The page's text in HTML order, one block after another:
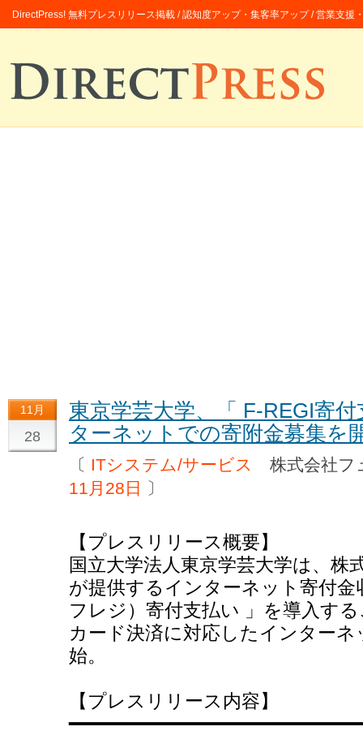
DirectPress! 無料プレスリリース掲載 / 認知度アップ・集客率アップ / 営業支援
11月
28
東京学芸大学、「 F-REGI寄
ターネットでの寄附金募集を
〔 ITシステム/サービス
株式会社
11月28日
〕
【プレスリリース概要】
国立大学法人東京学芸大学は、株
が提供するインターネット寄付
フレジ）寄付支払い 」を導入す
カード決済に対応したインター
始。
【プレスリリース内容】